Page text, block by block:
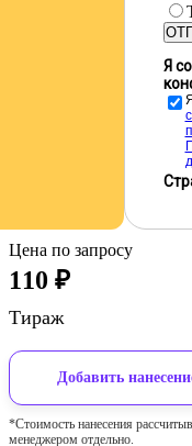
Я
Цена по запросу
110 ₽
Тираж
Добавить
*Стоимость нанесения
менеджером отдельно.